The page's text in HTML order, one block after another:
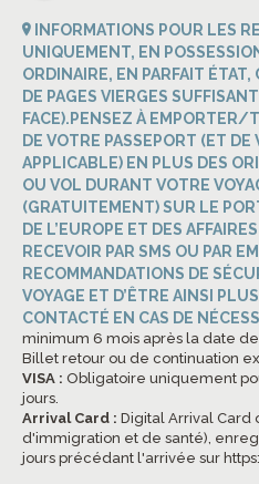
INFORMATIONS POUR LES
UNIQUEMENT, EN
ORDINAIRE, EN PARFAIT
DE PAGES VIERGES
FACE).PENSEZ À EMPORTER/
DE VOTRE PASSEPORT (ET
APPLICABLE) EN PLUS DES
OU VOL DURANT VOTRE
(GRATUITEMENT) SUR LE
DE L’EUROPE ET DES
RECEVOIR PAR SMS OU PAR
RECOMMANDATIONS DE
VOYAGE ET D’ÊTRE AINSI
CONTACTÉ EN CAS DE
minimum 6 mois après la date
Billet retour ou de continuation
VISA : Obligatoire uniquement
jours.
Arrival Card : Digital Arrival Card
d'immigration et de santé),
jours précédant l'arrivée sur